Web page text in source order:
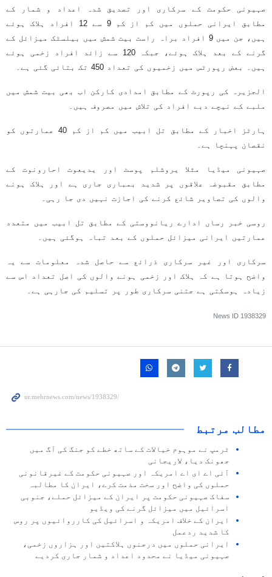
صہیونی حکومت کے سرکاری اور تصدیق شدہ اعداد و شمار کے
مطابق ایرانی حملوں میں کم از کم 9 سے 12 افراد ہلاک ہوئے
ہیں، جن میں 9 افراد براہ راست بیت شمش میں بیلسٹک میزائل کے
گرنے کے بعد ہلاک ہوئے، جبکہ 120 سے زائد افراد زخمی ہوئے
ہیں۔ بعض رپورٹس میں زخمیوں کی تعداد 450 تک بتائی گئی ہے۔
الجزیرہ کی رپورٹ کے مطابق امدادی کارکن اب بھی بیت شمش میں
ملبے کے نیچے دبے افراد کی تلاش میں مصروف ہیں۔
ہارٹز اخبار کے مطابق تل ابیب میں کم از کم 40 عمارتوں کو
نقصان پہنچا ہے۔
صہیونی میڈیا مثلا یروشلم پوسٹ اور یدیعوت احارونوت کے
مطابق مقبوضہ علاقوں پر شدید بمباری جاری ہے اور ہلاک ہونے
والوں کی تصاویر شائع کرنے کی اجازت نہیں دی جا رہی۔
روسی خبر رساں ادارے ریانووستی کے مطابق تل ابیب میں متعدد
عمارتیں ایرانی میزائل حملوں کے بعد تباہ ہوگئی ہیں۔
سرکاری اور غیر سرکاری ذرائع سے حاصل شدہ معلومات سے یہ
واضح ہوتا ہے کہ ہلاک اور زخمی ہونے والوں کی اصل تعداد اس سے
زیادہ ہوسکتی ہے جتنی سرکاری طور پر تسلیم کی جارہی ہے۔
News ID 1938329
مطالب مرتبط
ٹرمپ نے موہوم خیالات کے ساتھ خطے کو جنگ کی آگ میں
جھونک دیا، لاریجانی
آئی اے ای اے امریکہ اور صہیونی حکومت کے غیرقانونی
حملوں کی واضح اور سخت مذمت کرے، ایران کا مطالبہ
سفاک صہیونی حکومت پر ایران کے میزائل حملے، جنوبی
اسرائیل میں میزائل گرنے کی ویڈیو
ایران کے خلاف امریکہ و اسرائیل کی کارروائیوں پر روس
کا شدید ردعمل
ایرانی حملوں میں درجنوں ہلاکتیں اور ہزاروں زخمی،
صہیونی میڈیا نے محدود اعداد و شمار جاری کردیے